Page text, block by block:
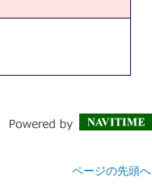
ページの先頭へ